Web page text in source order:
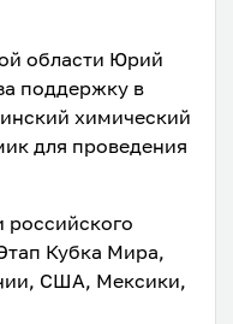
области Юрий
поддержку в
химический
для проведения
российского
Кубка Мира,
США, Мексики,